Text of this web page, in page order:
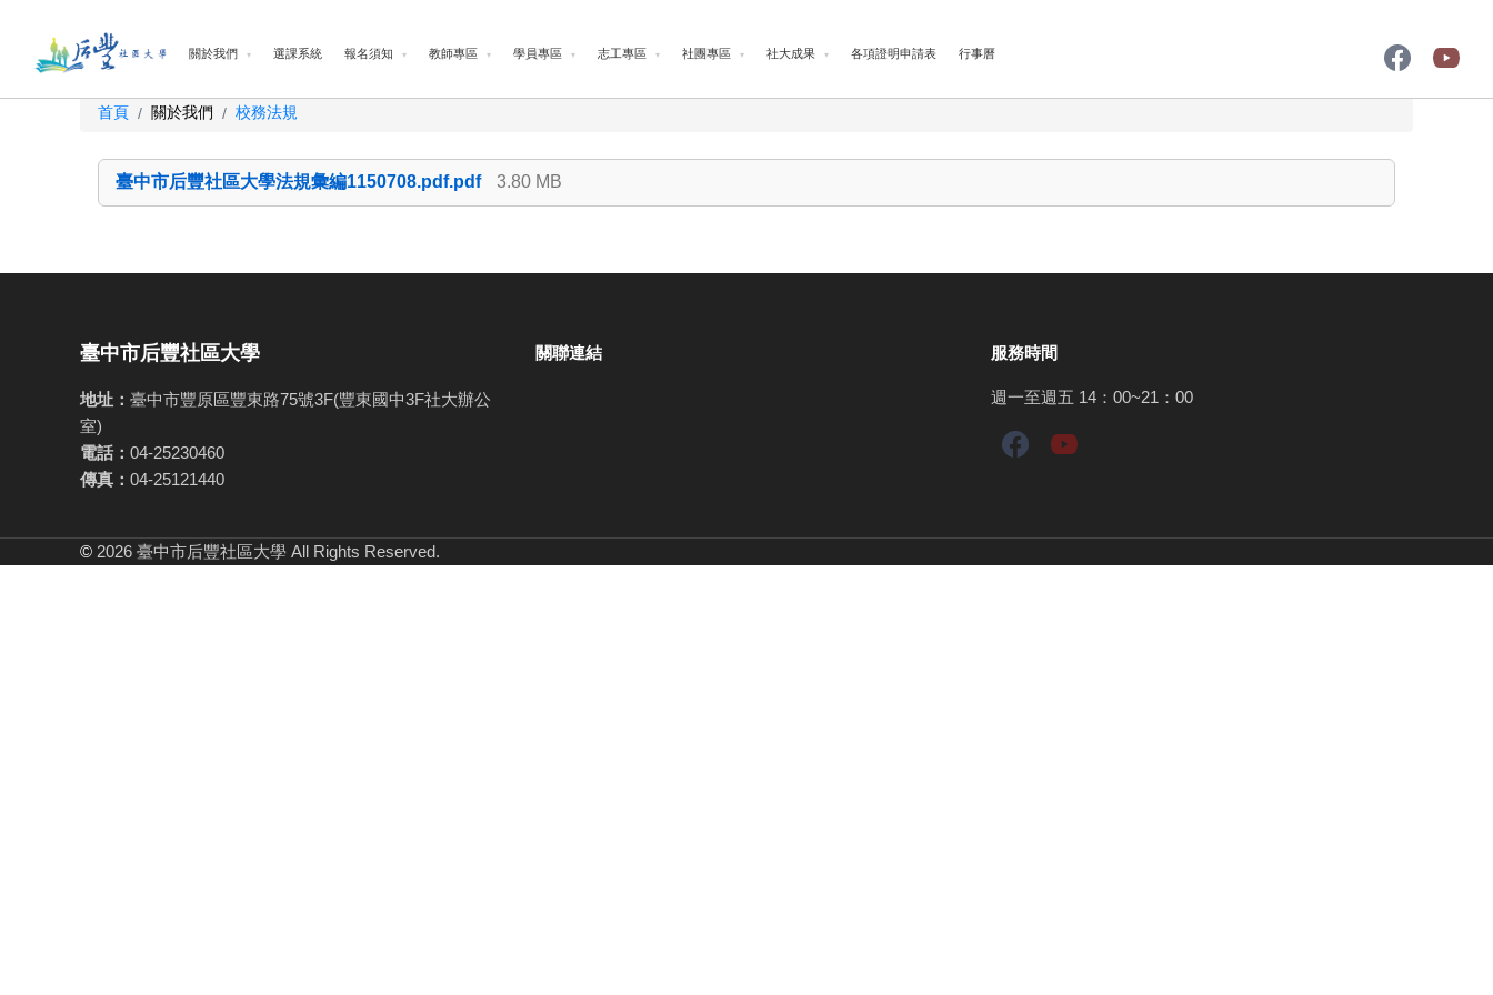
關於我們 選課系統 報名須知 教師專區 學員專區 志工專區 社團專區 社大成果 各項證明申請表 行事曆
首頁 / 關於我們 / 校務法規
臺中市后豐社區大學法規彙編1150708.pdf.pdf 3.80 MB
臺中市后豐社區大學
地址： 臺中市豐原區豐東路75號3F(豐東國中3F社大辦公
室)
電話： 04-25230460
傳真： 04-25121440
關聯連結 服務時間
週一至週五 14：00~21：00
© 2026 臺中市后豐社區大學 All Rights Reserved.